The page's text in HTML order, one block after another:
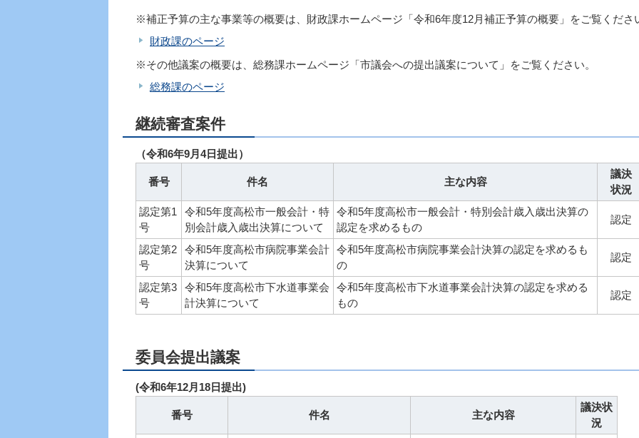
※補正予算の主な事業等の概要は、財政課ホームページ「令和6年度12月補正予算の概要」をご覧くださ
財政課のページ
※その他議案の概要は、総務課ホームページ「市議会への提出議案について」をご覧ください。
総務課のページ
継続審査案件
（令和6年9月4日提出）
番号 件名 主な内容
議決
状況
認定第1
号
令和5年度高松市一般会計・特
別会計歳入歳出決算について
令和5年度高松市一般会計・特別会計歳入歳出決算の
認定を求めるもの
認定
認定第2
号
令和5年度高松市病院事業会計
決算について
令和5年度高松市病院事業会計決算の認定を求めるも
の
認定
認定第3
号
令和5年度高松市下水道事業会
計決算について
令和5年度高松市下水道事業会計決算の認定を求める
もの
認定
委員会提出議案
(令和6年12月18日提出)
番号 件名 主な内容
議決状
況